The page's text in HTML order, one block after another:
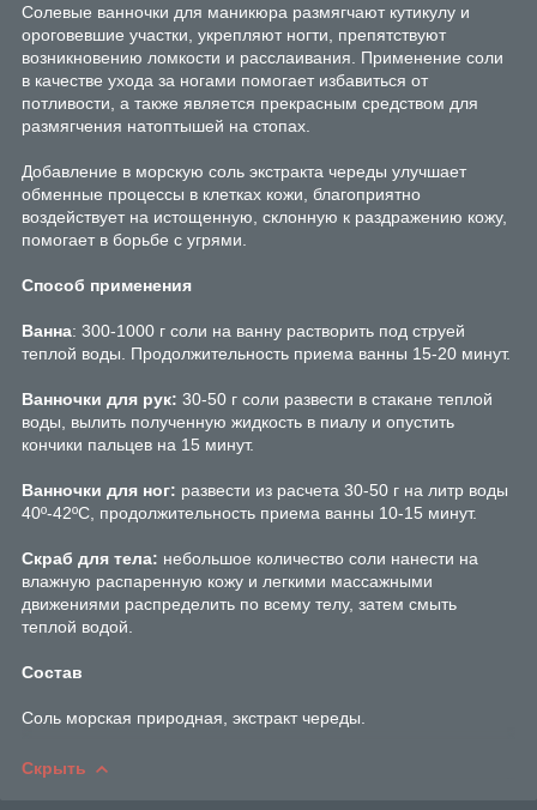
Солевые ванночки для маникюра размягчают кутикулу и
ороговевшие участки, укрепляют ногти, препятствуют
возникновению ломкости и расслаивания. Применение соли
в качестве ухода за ногами помогает избавиться от
потливости, а также является прекрасным средством для
размягчения натоптышей на стопах.
Добавление в морскую соль экстракта череды улучшает
обменные процессы в клетках кожи, благоприятно
воздействует на истощенную, склонную к раздражению кожу,
помогает в борьбе с угрями.
Способ применения
Ванна: 300-1000 г соли на ванну растворить под струей
теплой воды. Продолжительность приема ванны 15-20 минут.
Ванночки для рук: 30-50 г соли развести в стакане теплой
воды, вылить полученную жидкость в пиалу и опустить
кончики пальцев на 15 минут.
Ванночки для ног: развести из расчета 30-50 г на литр воды
40º-42ºС, продолжительность приема ванны 10-15 минут.
Скраб для тела: небольшое количество соли нанести на
влажную распаренную кожу и легкими массажными
движениями распределить по всему телу, затем смыть
теплой водой.
Состав
Соль морская природная, экстракт череды.
Скрыть